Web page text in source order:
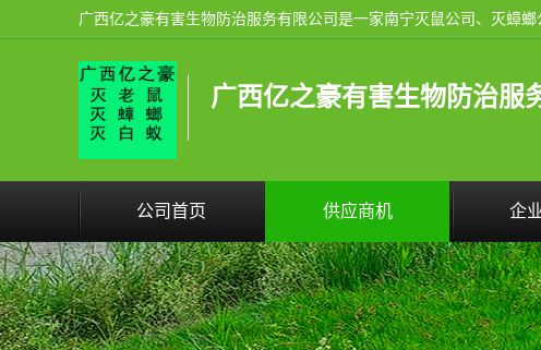
广西亿之豪有害生物防治服
公司首页 供应商机 企